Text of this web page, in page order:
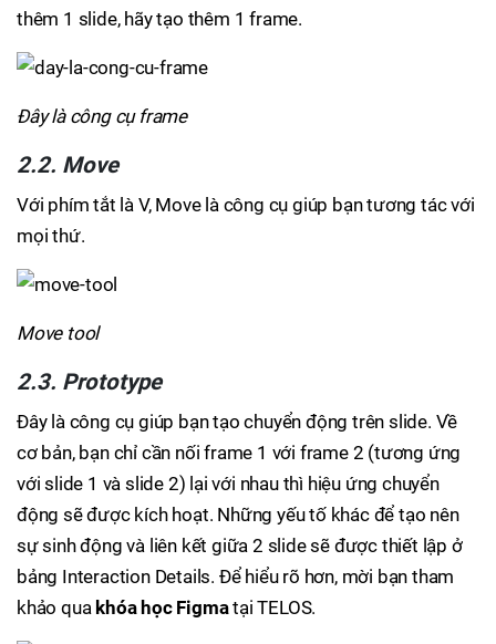
thêm 1 slide, hãy tạo thêm 1 frame.
Đây là công cụ frame
2.2. Move
Với phím tắt là V, Move là công cụ giúp bạn tương tác với
mọi thứ.
Move tool
2.3. Prototype
Đây là công cụ giúp bạn tạo chuyển động trên slide. Về
cơ bản, bạn chỉ cần nối frame 1 với frame 2 (tương ứng
với slide 1 và slide 2) lại với nhau thì hiệu ứng chuyển
động sẽ được kích hoạt. Những yếu tố khác để tạo nên
sự sinh động và liên kết giữa 2 slide sẽ được thiết lập ở
bảng Interaction Details. Để hiểu rõ hơn, mời bạn tham
khảo qua khóa học Figmatại TELOS.